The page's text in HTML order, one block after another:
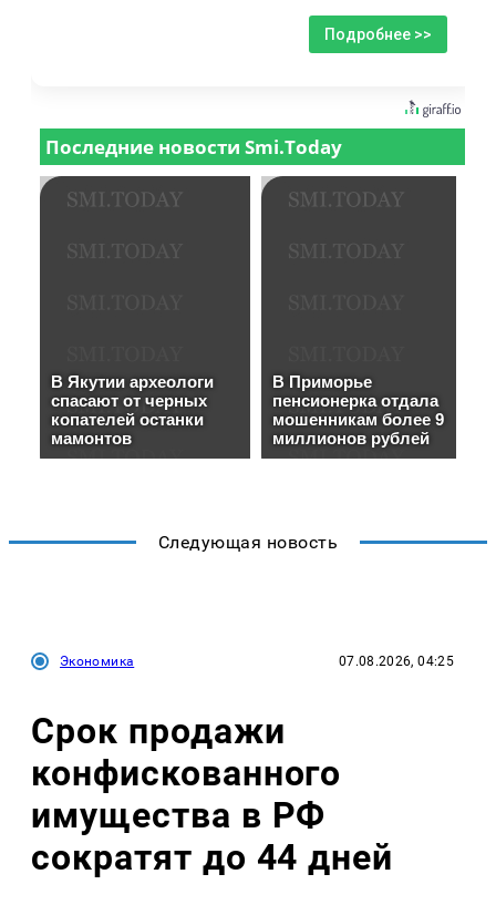
Подробнее >>
Следующая новость
Экономика 07.08.2026, 04:25
Срок продажи
конфискованного
имущества в РФ
сократят до 44 дней